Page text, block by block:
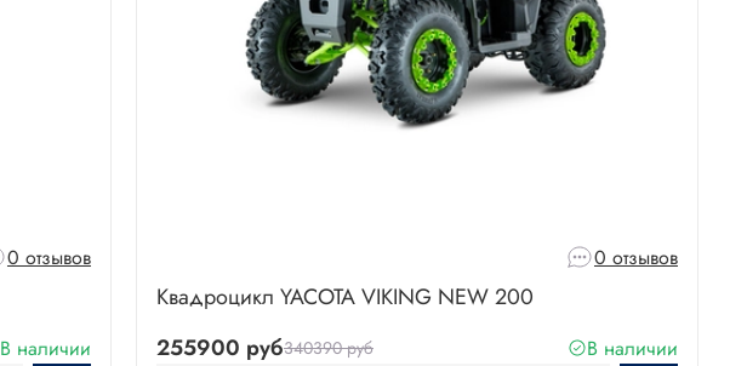
0 отзывов
В наличии
0 отзывов
Квадроцикл YACOTA VIKING NEW 200
255900 руб340390 руб
В наличии